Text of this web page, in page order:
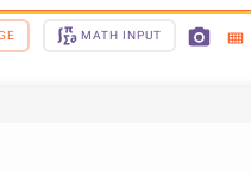
MATH INPUT